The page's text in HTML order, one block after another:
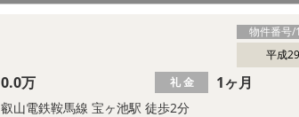
物件番号/
平成
叡山電鉄鞍馬線 宝ヶ池駅 徒歩2分
0.0万 礼 金 1ヶ月